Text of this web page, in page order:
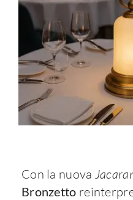
Con la nuova
Bronzetto